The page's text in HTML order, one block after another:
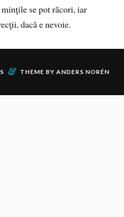
se pot răcori, iar
dacă e nevoie.
& THEME BY ANDERS NORÉN